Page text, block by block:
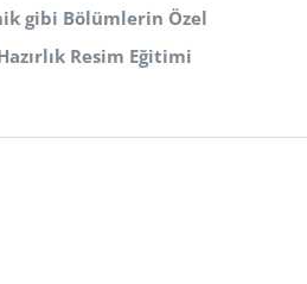
gibi Bölümlerin Özel
Resim Eğitimi